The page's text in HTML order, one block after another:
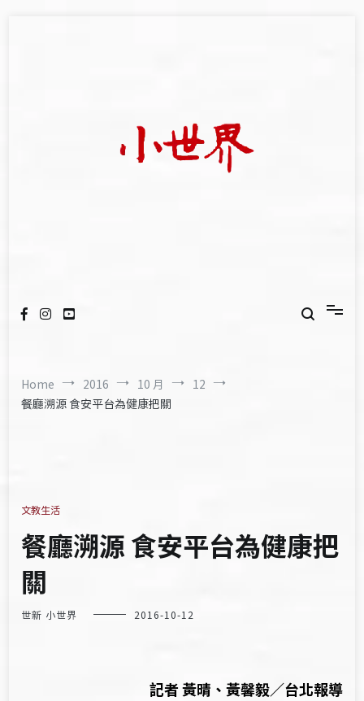
Home 2016 10 月
12
餐廳溯源 食安平台為健康把關
文教生活
餐廳溯源 食安平台為健康把
關
世新 小世界 2016-10-12
記者 黃晴、黃馨毅／台北報導